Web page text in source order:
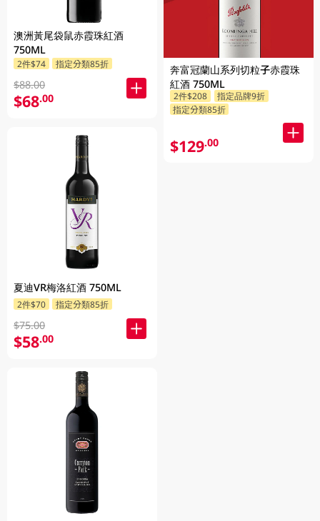
澳洲黃尾袋鼠赤霞珠紅酒
750ML
2件$74 指定分類85折
$88.00
$68.00
夏迪VR梅洛紅酒 750ML
2件$70 指定分類85折
$75.00
$58.00
奔富冠蘭山系列切粒子赤霞珠
紅酒 750ML
2件$208
指定品牌9折
指定分類85折
$129.00